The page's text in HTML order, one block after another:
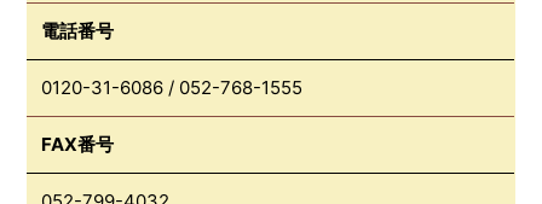
電話番号
0120-31-6086 / 052-768-1555
FAX番号